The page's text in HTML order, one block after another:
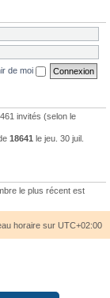
de moi
invités (selon le
18641 le jeu. 30 juil.
le plus récent est
horaire sur UTC+02:00